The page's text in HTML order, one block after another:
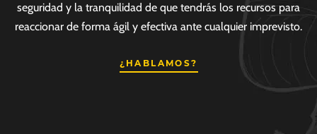
seguridad y la tranquilidad de que tendrás los recursos para
reaccionar de forma ágil y efectiva ante cualquier imprevisto.
¿HABLAMOS?